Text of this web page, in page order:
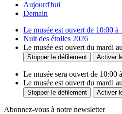
Aujourd'hui
Demain
Le musée est ouvert de 10:00 à
Nuit des étoiles 2026
Le musée est ouvert du mardi
Stopper le défilement Activer
Le musée sera ouvert de 10:00
Le musée est ouvert du mardi
Stopper le défilement Activer
Abonnez-vous à notre newsletter